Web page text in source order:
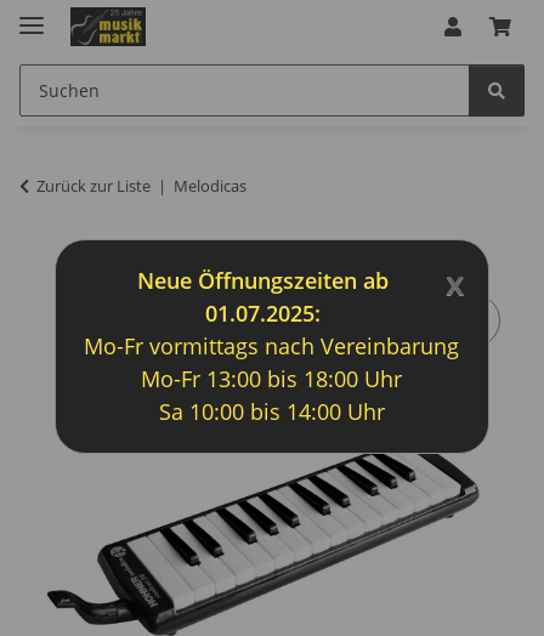
Zurück zur Liste Melodicas
x
Neue Öffnungszeiten ab
01.07.2025:
Mo-Fr vormittags nach Vereinbarung
Mo-Fr 13:00 bis 18:00 Uhr
Sa 10:00 bis 14:00 Uhr